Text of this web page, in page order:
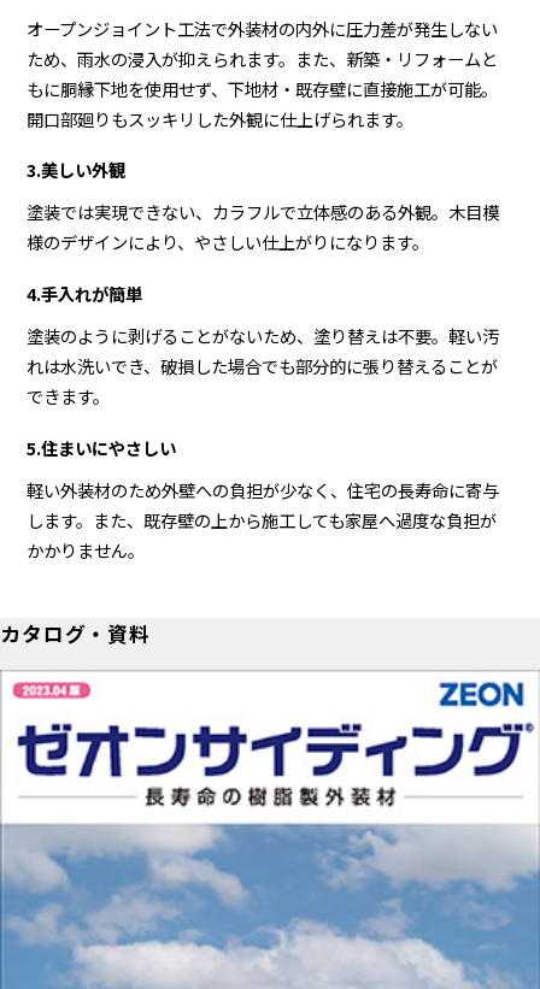
オープンジョイント工法で外装材の内外に圧力差が発生しない
ため、雨水の浸入が抑えられます。また、新築・リフォームと
もに胴縁下地を使用せず、下地材・既存壁に直接施工が可能。
開口部廻りもスッキリした外観に仕上げられます。
3.美しい外観
塗装では実現できない、カラフルで立体感のある外観。木目模
様のデザインにより、やさしい仕上がりになります。
4.手入れが簡単
塗装のように剥げることがないため、塗り替えは不要。軽い汚
れは水洗いでき、破損した場合でも部分的に張り替えることが
できます。
5.住まいにやさしい
軽い外装材のため外壁への負担が少なく、住宅の長寿命に寄与
します。また、既存壁の上から施工しても家屋へ過度な負担が
かかりません。
カタログ・資料